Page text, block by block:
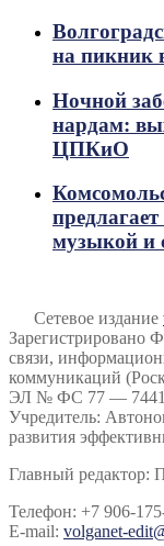
на пикник
Ночной
нардам:
ЦПКиО
музыкой и
Сетевое издание
Зарегистрировано
связи,
коммуникаций
ЭЛ № ФС 77 —
Учредитель:
развития
Главный редактор:
Телефон: +7 906-
E-mail: volganet-